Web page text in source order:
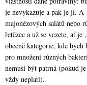
je nevykazuje a pak je jí. A
majonézových salátů nebo
řetězec a už se vezete, ať
obecně kategorie, kde
pro množení různých
nemusí být patrná (pokud
vždy neplatí).